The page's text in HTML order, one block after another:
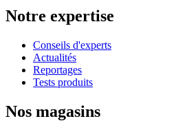
Notre expertise
Conseils d'experts
Actualités
Reportages
Tests produits
Nos magasins